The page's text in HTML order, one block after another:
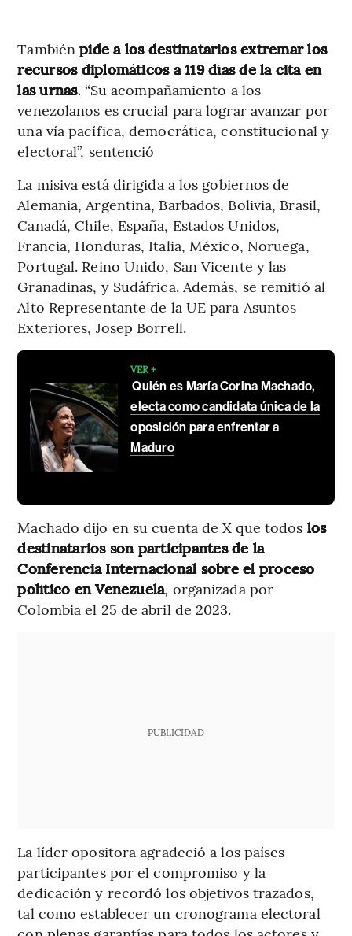
Tambiénpide a los destinatarios extremar los
recursos diplomáticos a 119 días de la cita en
las urnas. “Su acompañamiento a los
venezolanos es crucial para lograr avanzar por
una vía pacífica, democrática, constitucional y
electoral”, sentenció
La misiva está dirigida a los gobiernos de
Alemania, Argentina, Barbados, Bolivia, Brasil,
Canadá, Chile, España, Estados Unidos,
Francia, Honduras, Italia, México, Noruega,
Portugal. Reino Unido, San Vicente y las
Granadinas, y Sudáfrica. Además, se remitió al
Alto Representante de la UE para Asuntos
Exteriores, Josep Borrell.
VER +
Quién es María Corina Machado,
electa como candidata única de la
oposición para enfrentar a
Maduro
Machado dijo en su cuenta de X que todos los
destinatarios son participantes de la
Conferencia Internacional sobre el proceso
político en Venezuela, organizada por
Colombia el 25 de abril de 2023.
PUBLICIDAD
La líder opositora agradeció a los países
participantes por el compromiso y la
dedicación y recordó los objetivos trazados,
tal como establecer un cronograma electoral